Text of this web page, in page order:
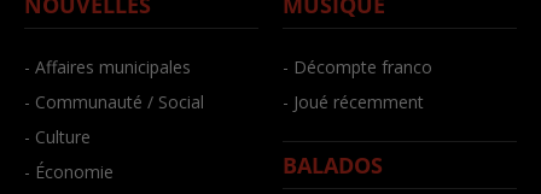
- Affaires municipales
- Communauté / Social
- Culture
- Économie
- Décompte franco
- Joué récemment
BALADOS